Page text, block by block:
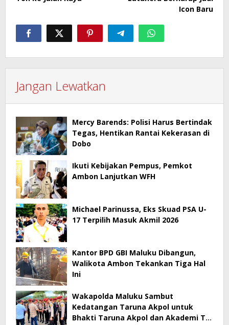
Icon Baru
Jangan Lewatkan
Mercy Barends: Polisi Harus Bertindak
Tegas, Hentikan Rantai Kekerasan di
Dobo
Ikuti Kebijakan Pempus, Pemkot
Ambon Lanjutkan WFH
Michael Parinussa, Eks Skuad PSA U-
17 Terpilih Masuk Akmil 2026
Kantor BPD GBI Maluku Dibangun,
Walikota Ambon Tekankan Tiga Hal
Ini
Wakapolda Maluku Sambut
Kedatangan Taruna Akpol untuk
Bhakti Taruna Akpol dan Akademi TNI